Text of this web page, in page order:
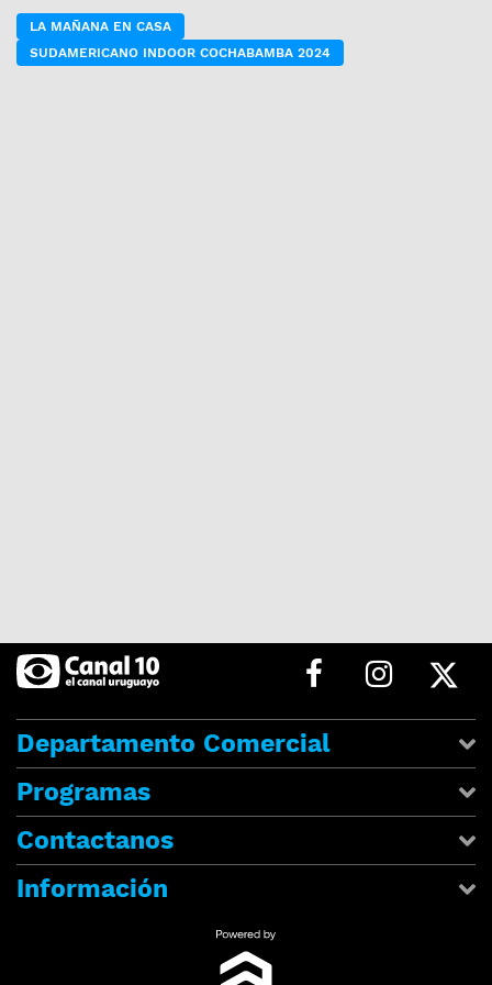
LA MAÑANA EN CASA
SUDAMERICANO INDOOR COCHABAMBA 2024
Departamento Comercial
Programas
Contactanos
Información